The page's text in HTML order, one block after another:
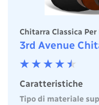
Chitarra Classica
3rd Avenue
Caratteristiche
Tipo di materiale